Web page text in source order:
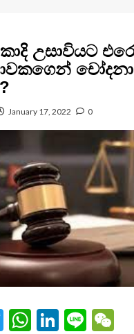
උසාවියට
January 17, 2022 0
Twitter
WhatsApp
LinkedIn
Line